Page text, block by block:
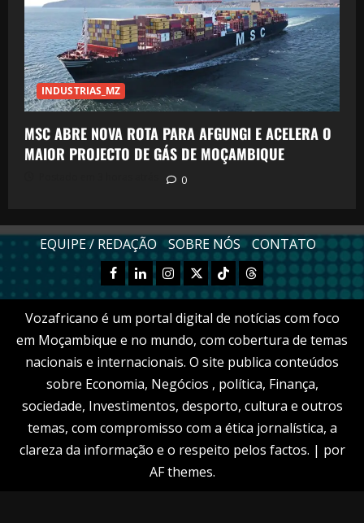
INDUSTRIAS_MZ
MSC ABRE NOVA ROTA PARA AFGUNGI E ACELERA O
MAIOR PROJECTO DE GÁS DE MOÇAMBIQUE
0
EQUIPE / REDAÇÃO SOBRE NÓS CONTATO
Facebook
LinkednInstagram
X TikTokThreads
Vozafricano é um portal digital de notícias com foco
em Moçambique e no mundo, com cobertura de temas
nacionais e internacionais. O site publica conteúdos
sobre Economia, Negócios , política, Finança,
sociedade, Investimentos, desporto, cultura e outros
temas, com compromisso com a ética jornalística, a
clareza da informação e o respeito pelos factos. | por
AF themes.